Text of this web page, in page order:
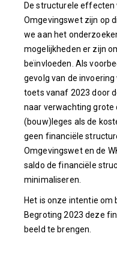
De structurele effecten
Omgevingswet zijn op
we aan het
mogelijkheden er zijn
beïnvloeden. Als
gevolg van de
toets vanaf 2023 door
naar verwachting grote
(bouw)leges als de
geen financiële
Omgevingswet en de
saldo de financiële
minimaliseren.
Het is onze intentie om
Begroting 2023 deze
beeld te brengen.